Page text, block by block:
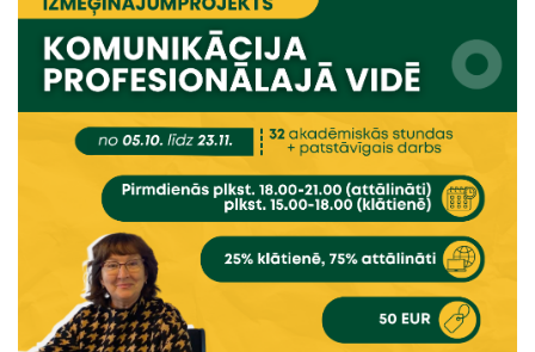
augstākās izglītības studiju programmās.
Pieteikšanās: https://stars.gov.lv/programma/648Papildu
informācija: mic@venta.lv